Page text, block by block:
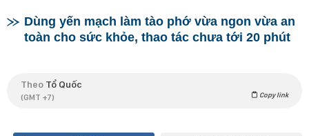
Dùng yến mạch làm tào phớ vừa ngon vừa an
toàn cho sức khỏe, thao tác chưa tới 20 phút
Theo Tổ Quốc
(GMT +7) Copy link